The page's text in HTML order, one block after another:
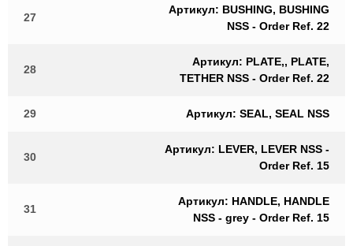
27
Артикул: BUSHING, BUSHING
NSS - Order Ref. 22
28
Артикул: PLATE,, PLATE,
TETHER NSS - Order Ref. 22
29 Артикул: SEAL, SEAL NSS
30
Артикул: LEVER, LEVER NSS -
Order Ref. 15
31
Артикул: HANDLE, HANDLE
NSS - grey - Order Ref. 15